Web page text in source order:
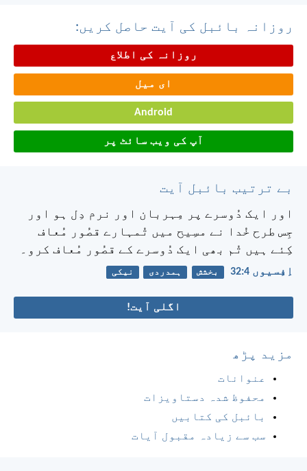
روزانہ بائبل کی آیت حاصل کریں:
روزانہ کی اطلاع
ای میل
Android
آپ کی ویب سائٹ پر
بے ترتیب بائبل آیت
اور ایک دُوسرے پر مِہربان اور نرم دِل ہو اور
جِس طرح خُدا نے مسِیح میں تُمہارے قصُور مُعاف
کِئے ہیں تُم بھی ایک دُوسرے کے قصُور مُعاف کرو۔
اِفِسیوں 4:‏32 بخشش ہمدردی نیکی
اگلی آیت!
مزید پڑھ
عنوانات
محفوظ شدہ دستاویزات
بائبل کی کتابیں
سب سے زیادہ مقبول آیات